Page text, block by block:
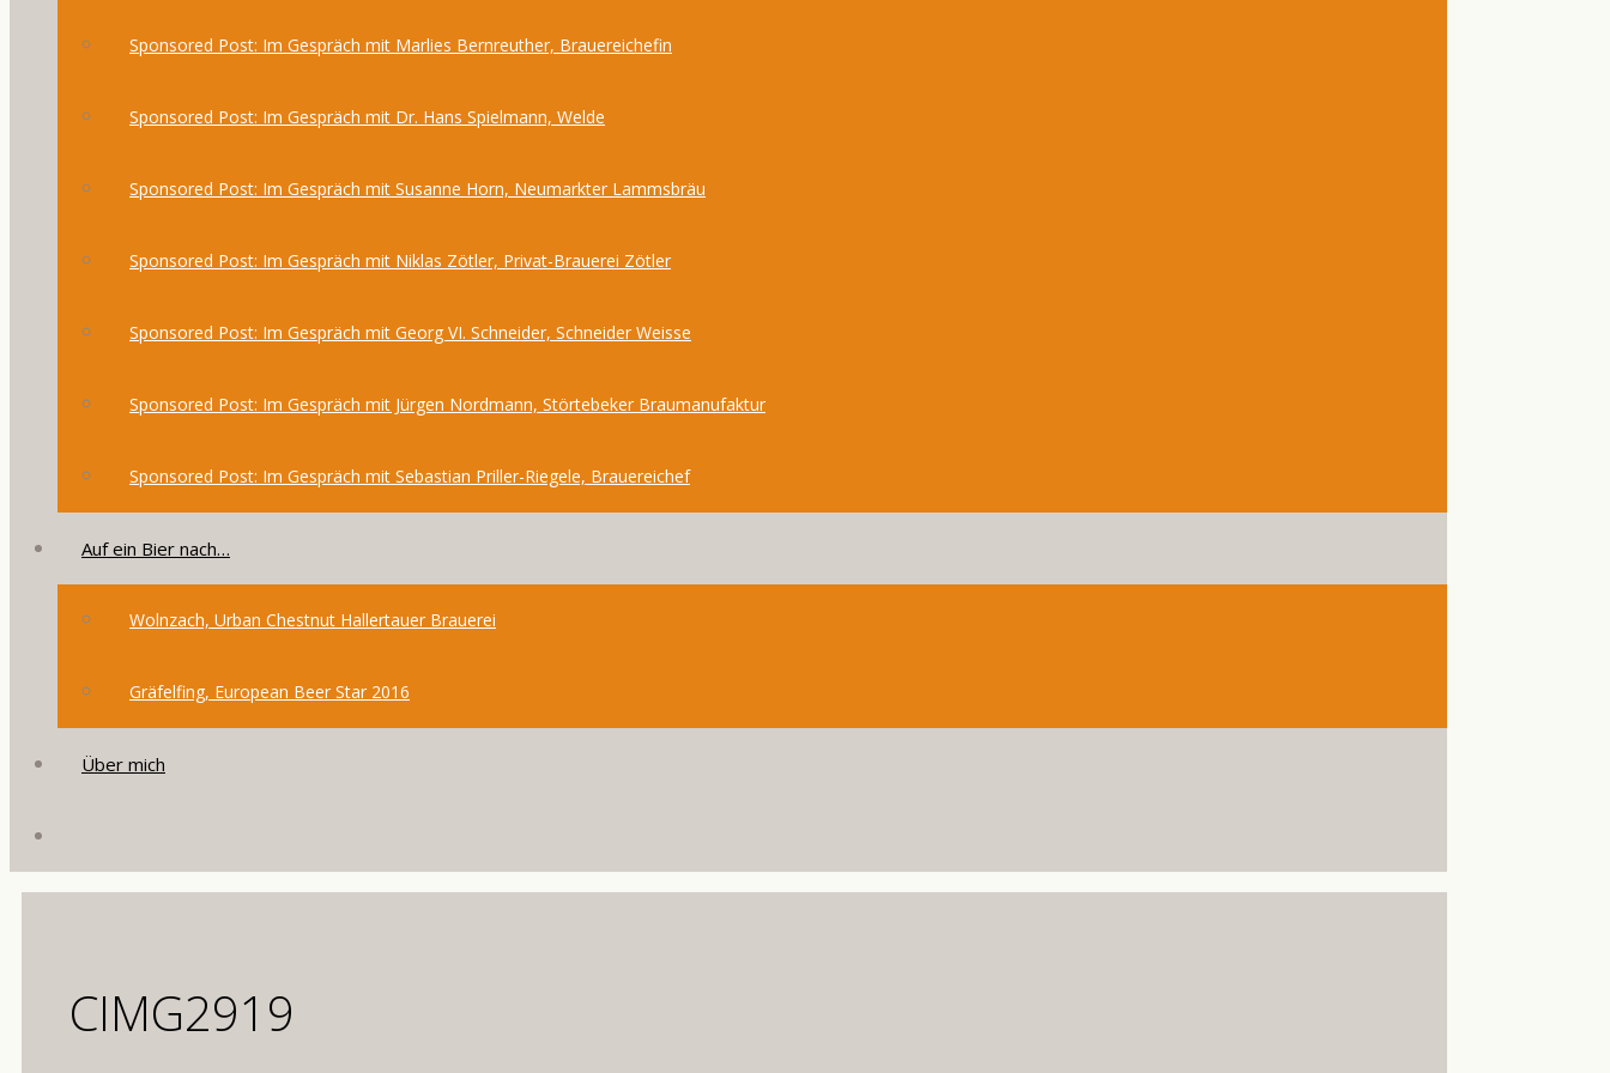
Sponsored Post: Im Gespräch mit Marlies Bernreuther, Brauereichefin
Sponsored Post: Im Gespräch mit Dr. Hans Spielmann, Welde
Sponsored Post: Im Gespräch mit Susanne Horn, Neumarkter Lammsbräu
Sponsored Post: Im Gespräch mit Niklas Zötler, Privat-Brauerei Zötler
Sponsored Post: Im Gespräch mit Georg VI. Schneider, Schneider Weisse
Sponsored Post: Im Gespräch mit Jürgen Nordmann, Störtebeker Braumanufaktur
Sponsored Post: Im Gespräch mit Sebastian Priller-Riegele, Brauereichef
Auf ein Bier nach…
Wolnzach, Urban Chestnut Hallertauer Brauerei
Gräfelfing, European Beer Star 2016
Über mich
CIMG2919